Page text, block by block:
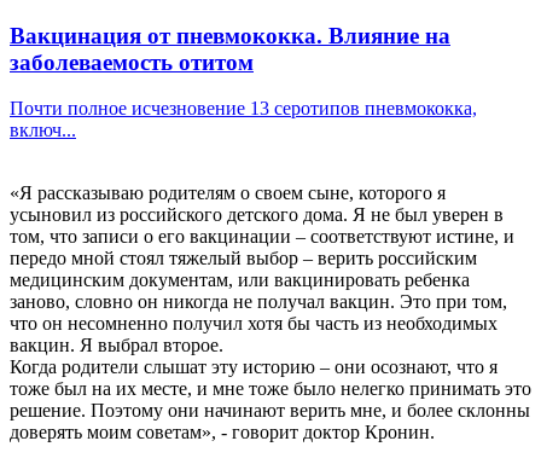
Вакцинация от пневмококка. Влияние на
заболеваемость отитом
Почти полное исчезновение 13 серотипов пневмококка,
включ...
«Я рассказываю родителям о своем сыне, которого я
усыновил из российского детского дома. Я не был уверен в
том, что записи о его вакцинации – соответствуют истине, и
передо мной стоял тяжелый выбор – верить российским
медицинским документам, или вакцинировать ребенка
заново, словно он никогда не получал вакцин. Это при том,
что он несомненно получил хотя бы часть из необходимых
вакцин. Я выбрал второе.
Когда родители слышат эту историю – они осознают, что я
тоже был на их месте, и мне тоже было нелегко принимать это
решение. Поэтому они начинают верить мне, и более склонны
доверять моим советам», - говорит доктор Кронин.